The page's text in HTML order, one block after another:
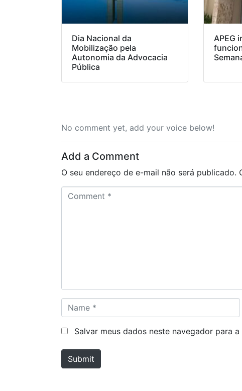
Dia Nacional da
Mobilização pela
Autonomia da Advocacia
Pública
APEG
No comment yet, add your voice below!
Add a Comment
O seu endereço de e-mail não será publicado.
a
m
*
Salvar meus dados neste navegador para
Submit